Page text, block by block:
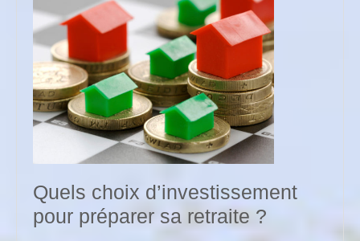
Quels choix d’investissement
pour préparer sa retraite ?